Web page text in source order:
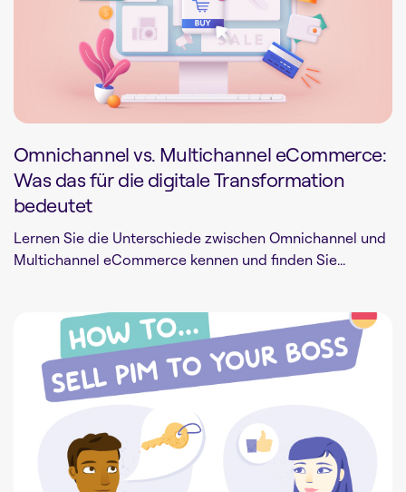
Omnichannel vs. Multichannel eCommerce:
Was das für die digitale Transformation
bedeutet
Lernen Sie die Unterschiede zwischen Omnichannel und
Multichannel eCommerce kennen und finden Sie...